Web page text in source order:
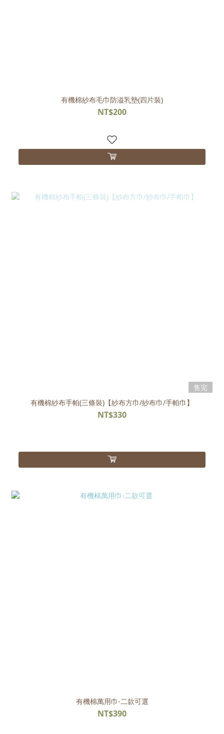
有機棉紗布毛巾防溢乳墊(四片裝)
NT$200
售完
有機棉紗布手帕(三條裝)【紗布方巾/紗布巾/手帕巾】
NT$330
有機棉萬用巾-二款可選
NT$390